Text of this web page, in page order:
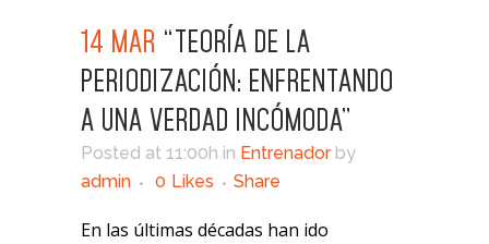
14 MAR “TEORÍA DE LA
PERIODIZACIÓN: ENFRENTANDO
A UNA VERDAD INCÓMODA”
Posted at 11:00h in Entrenador by
admin
0 Likes Share
En las últimas décadas han ido